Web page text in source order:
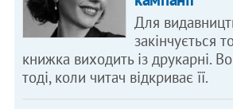
Для
закінчується
книжка виходить із друкарні.
тоді, коли читач відкриває її.